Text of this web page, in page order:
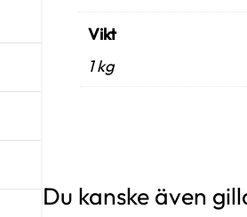
Vikt
1 kg
Du kanske även